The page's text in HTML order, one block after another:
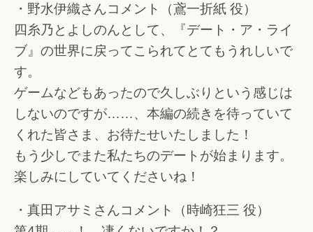
・野水伊織さんコメント（鳶一折紙 役）
四糸乃とよしのんとして、『デート・ア・ライ
ブ』の世界に戻ってこられてとてもうれしいで
す。
ゲームなどもあったので久しぶりという感じは
しないのですが……、本編の続きを待っていて
くれた皆さま、お待たせいたしました！
もう少しでまた私たちのデートが始まります。
楽しみにしていてくださいね！
・真田アサミさんコメント（時崎狂三 役）